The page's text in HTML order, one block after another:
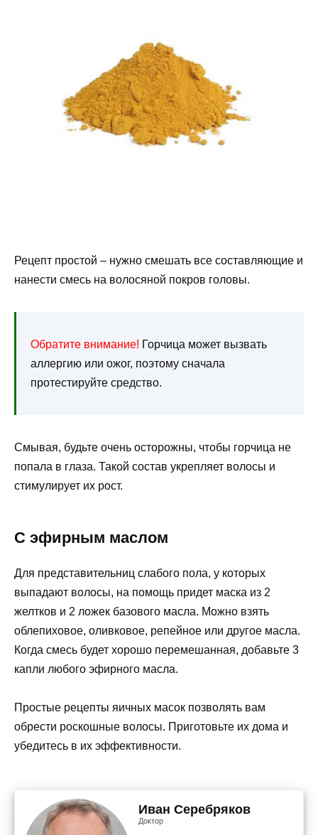
Рецепт простой – нужно смешать все составляющие и
нанести смесь на волосяной покров головы.
Обратите внимание! Горчица может вызвать
аллергию или ожог, поэтому сначала
протестируйте средство.
Смывая, будьте очень осторожны, чтобы горчица не
попала в глаза. Такой состав укрепляет волосы и
стимулирует их рост.
С эфирным маслом
Для представительниц слабого пола, у которых
выпадают волосы, на помощь придет маска из 2
желтков и 2 ложек базового масла. Можно взять
облепиховое, оливковое, репейное или другое масла.
Когда смесь будет хорошо перемешанная, добавьте 3
капли любого эфирного масла.
Простые рецепты яичных масок позволять вам
обрести роскошные волосы. Приготовьте их дома и
убедитесь в их эффективности.
Иван Серебряков
Доктор